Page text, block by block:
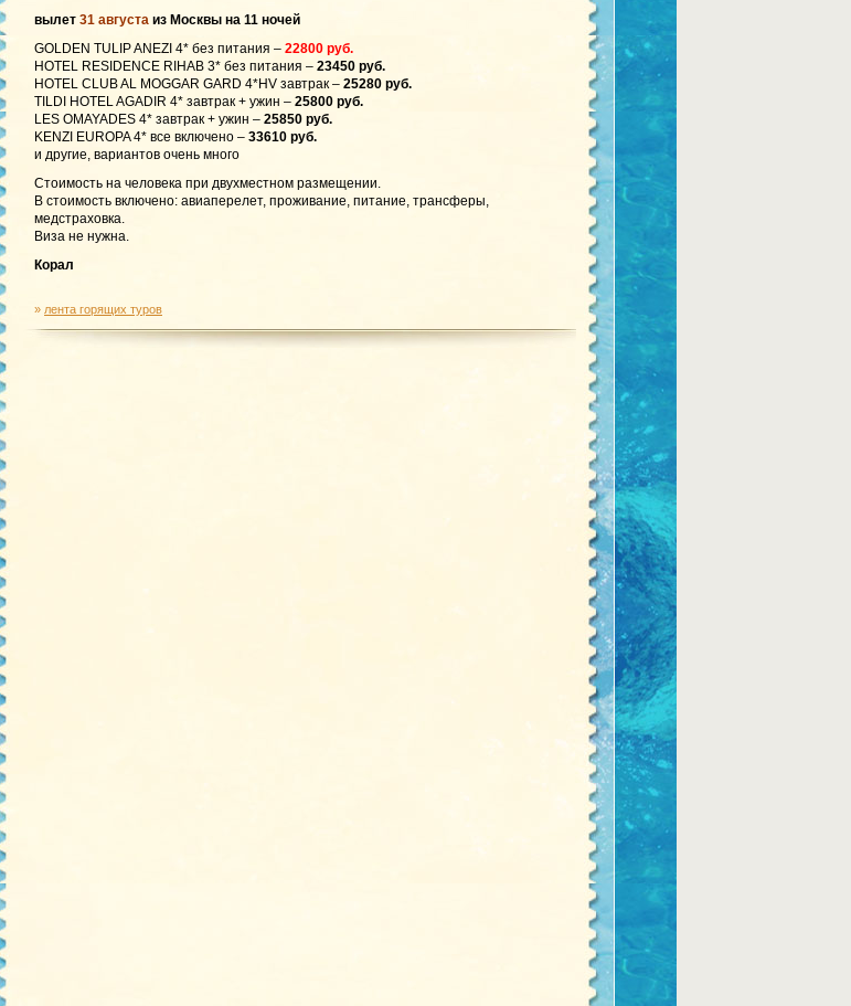
вылет 31 августа из Москвы на 11 ночей
GOLDEN TULIP ANEZI 4* без питания – 22800 руб.
HOTEL RESIDENCE RIHAB 3* без питания – 23450 руб.
HOTEL CLUB AL MOGGAR GARD 4*HV завтрак – 25280 руб.
TILDI HOTEL AGADIR 4* завтрак + ужин – 25800 руб.
LES OMAYADES 4* завтрак + ужин – 25850 руб.
KENZI EUROPA 4* все включено – 33610 руб.
и другие, вариантов очень много
Стоимость на человека при двухместном размещении.
В стоимость включено: авиаперелет, проживание, питание, трансферы,
медстраховка.
Виза не нужна.
Корал
» лента горящих туров